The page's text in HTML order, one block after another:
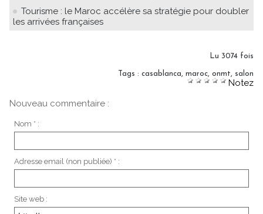
Tourisme : le Maroc accélère sa stratégie pour doubler
les arrivées françaises
Lu 3074 fois
Tags : casablanca maroc onmt salon
Notez
Nouveau commentaire :
Nom * :
Adresse email (non publiée) * :
Site web :